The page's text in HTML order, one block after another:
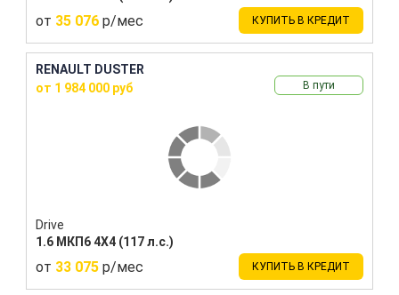
от 35 076 р/мес КУПИТЬ В КРЕДИТ
RENAULT DUSTER
от 1 984 000 руб
В пути
Drive
1.6 МКП6 4Х4 (117 л.с.)
от 33 075 р/мес КУПИТЬ В КРЕДИТ